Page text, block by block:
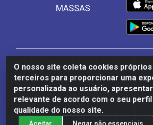
O nosso site coleta cookies próprios
terceiros para proporcionar uma
personalizada ao usuário,
relevante de acordo com o seu
qualidade do nosso site.
Aceitar Negar não essenciais
MASSAS
Frinscal - Distribuidora e Importadora
LTDA - Rodovia BR 101 Sul Km 187, 310
Rosa, Palmares/PE - CEP 55540-
03.504.437/0001-50